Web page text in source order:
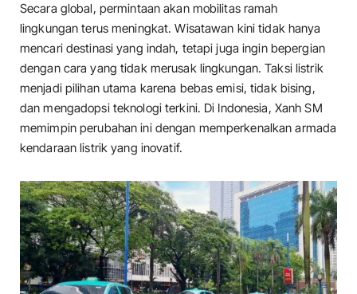
Secara global, permintaan akan mobilitas ramah
lingkungan terus meningkat. Wisatawan kini tidak hanya
mencari destinasi yang indah, tetapi juga ingin bepergian
dengan cara yang tidak merusak lingkungan. Taksi listrik
menjadi pilihan utama karena bebas emisi, tidak bising,
dan mengadopsi teknologi terkini. Di Indonesia, Xanh SM
memimpin perubahan ini dengan memperkenalkan armada
kendaraan listrik yang inovatif.